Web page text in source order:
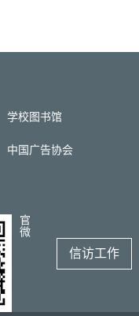
学校图书馆
中国广告协会
信访工作
官
微